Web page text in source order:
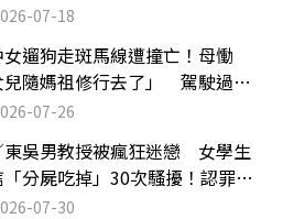
07-18
女遛狗走斑馬線遭撞亡！母慟
兒隨媽祖修行去了」 駕駛過失
9月
07-26
東吳男教授被瘋狂迷戀 女學生
「分屍吃掉」30次騷擾！認罪免
07-30